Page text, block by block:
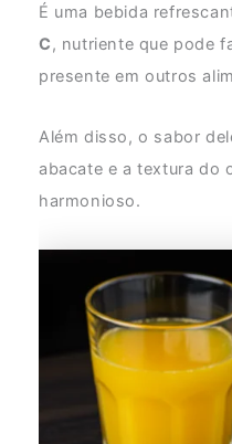
É uma bebida
C, nutriente que pode
presente em outros
Além disso, o sabor
abacate e a textura do
harmonioso.